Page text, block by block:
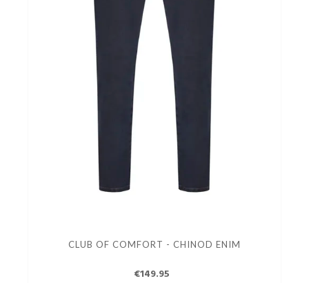
CLUB OF COMFORT - CHINOD ENIM
€149.95